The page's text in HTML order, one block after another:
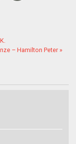
– Hamilton Peter »